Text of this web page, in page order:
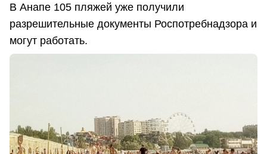
В Анапе 105 пляжей уже получили
разрешительные документы Роспотребнадзора и
могут работать.